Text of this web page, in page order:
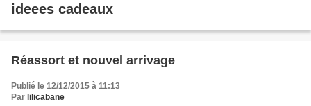
ideees cadeaux
Réassort et nouvel arrivage
Publié le 12/12/2015 à 11:13
Par lilicabane